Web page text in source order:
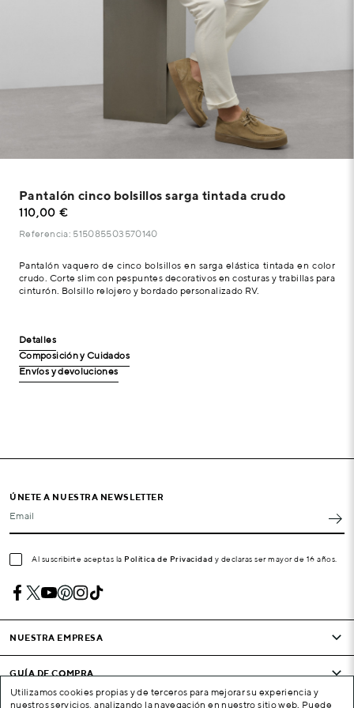
Pantalón cinco bolsillos sarga tintada crudo
110,00 €
Referencia: 515085503570140
Pantalón vaquero de cinco bolsillos en sarga elástica tintada en color
crudo. Corte slim con pespuntes decorativos en costuras y trabillas para
cinturón. Bolsillo relojero y bordado personalizado RV.
Detalles
Composición y Cuidados
Envíos y devoluciones
ÚNETE A NUESTRA NEWSLETTER
Email
Al suscribirte aceptas la Política de Privacidad y declaras ser mayor de 16 años.
NUESTRA EMPRESA
GUÍA DE COMPRA
Utilizamos cookies propias y de terceros para mejorar su experiencia y
nuestros servicios, analizando la navegación en nuestro sitio web. Puede